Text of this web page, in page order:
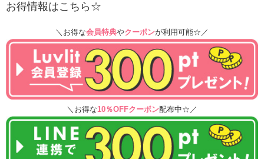
お得情報はこちら☆
＼お得な会員特典やクーポンが利用可能☆／
＼お得な10％OFFクーポン配布中☆／